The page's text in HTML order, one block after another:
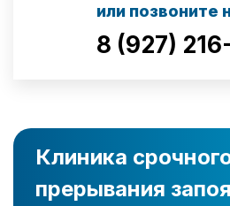
или позвоните
8 (927)
Клиника
прерывания